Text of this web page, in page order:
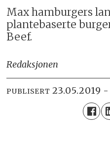
Max hamburgers
plantebaserte
Beef.
Redaksjonen
PUBLISERT 23.05.2019